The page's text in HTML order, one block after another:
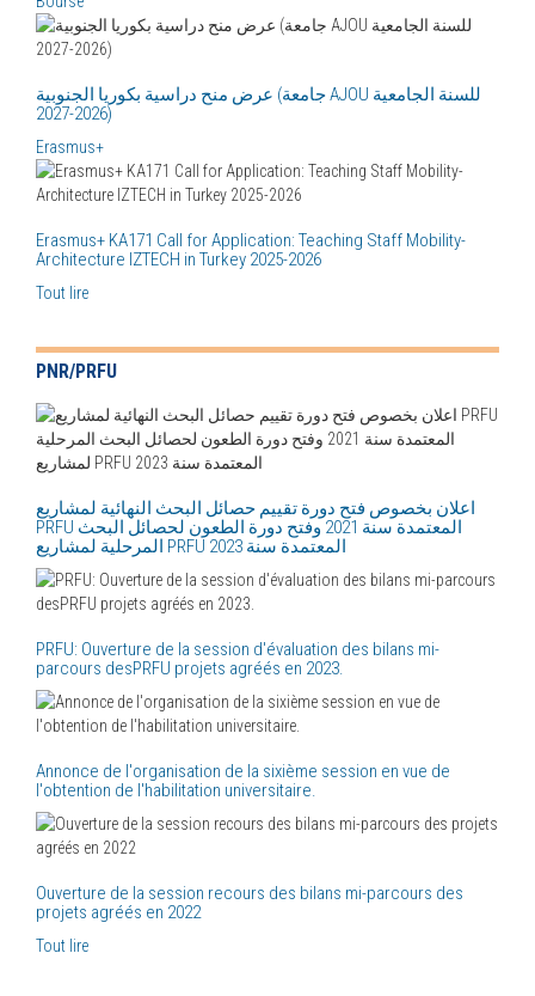
عرض منح دراسية بكوريا الجنوبية (جامعة AJOU للسنة الجامعية
2026-2027)
Erasmus+
Erasmus+ KA171 Call for Application: Teaching Staff Mobility-
Architecture IZTECH in Turkey 2025-2026
Tout lire
PNR/PRFU
اعلان بخصوص فتح دورة تقييم حصائل البحث النهائية لمشاريع
PRFU المعتمدة سنة 2021 وفتح دورة الطعون لحصائل البحث
PRFU: Ouverture de la session d'évaluation des bilans mi-
parcours desPRFU projets agréés en 2023.
Annonce de l'organisation de la sixième session en vue de
l'obtention de l'habilitation universitaire.
Ouverture de la session recours des bilans mi-parcours des
projets agréés en 2022
Tout lire